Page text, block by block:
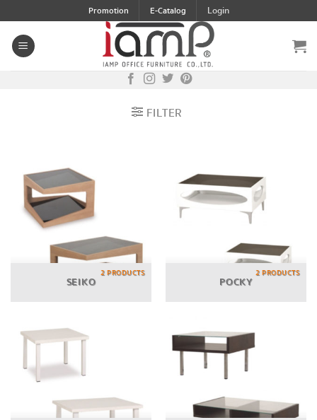
to
content
Promotion E-Catalog Login
FILTER
SEIKO
2 PRODUCTS
POCKY
2 PRODUCTS